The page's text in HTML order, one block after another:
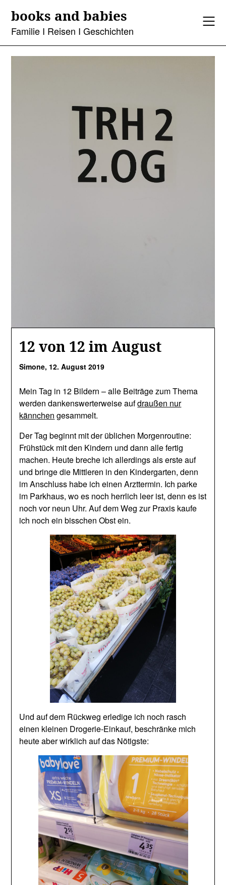
content
books and babies
Familie I Reisen I Geschichten
12 von 12 im August
Simone, 12. August 2019
Mein Tag in 12 Bildern – alle Beiträge zum Thema
werden dankenswerterweise aufdraußen nur
kännchen gesammelt.
Der Tag beginnt mit der üblichen Morgenroutine:
Frühstück mit den Kindern und dann alle fertig
machen. Heute breche ich allerdings als erste auf
und bringe die Mittleren in den Kindergarten, denn
im Anschluss habe ich einen Arzttermin. Ich parke
im Parkhaus, wo es noch herrlich leer ist, denn es ist
noch vor neun Uhr. Auf dem Weg zur Praxis kaufe
ich noch ein bisschen Obst ein.
Und auf dem Rückweg erledige ich noch rasch
einen kleinen Drogerie-Einkauf, beschränke mich
heute aber wirklich auf das Nötigste: